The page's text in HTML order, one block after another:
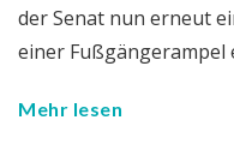
der Senat nun erneut
einer Fußgängerampel
Mehr lesen